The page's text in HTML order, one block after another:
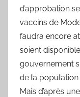
d’approbation
vaccins de
faudra encore
soient
gouvernement
de la population
Mais d’après